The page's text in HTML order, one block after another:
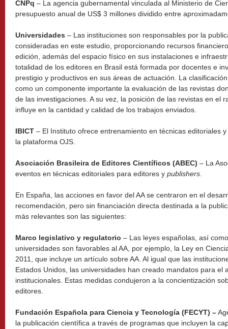
CNPq – La agencia gubernamental vinculada al Ministerio de
presupuesto anual de US$ 3 millones dividido entre
Universidades – Las instituciones son responsables por la
consideradas en este estudio, proporcionando recursos
edición, además del espacio físico en sus instalaciones e
totalidad de los editores en Brasil está formada por docentes e
prestigio y productivos en sus áreas de actuación. La
como un componente importante la evaluación de las revistas
de las investigaciones. A su vez, la posición de las revistas en el
influye en la cantidad y calidad de los trabajos enviados.
IBICT – El Instituto ofrece entrenamiento en técnicas editoriales
la plataforma OJS.
Asociación Brasileira de Editores Científicos (ABEC) – La
eventos en técnicas editoriales para editores y publishers
En España, las acciones en favor del AA se centraron en el
recomendación, pero sin financiación directa destinada a la
más relevantes son las siguientes:
Marco legislativo y regulatorio – Las leyes españolas, así
universidades son favorables al AA, por ejemplo, la Ley en
2011, que incluye un artículo sobre AA. Al igual que las
Estados Unidos, las universidades han creado mandatos para el
institucionales. Estas medidas condujeron a la concientización
editores.
Fundación Española para Ciencia y Tecnología (FECYT) –
la publicación científica a través de programas que incluyen la